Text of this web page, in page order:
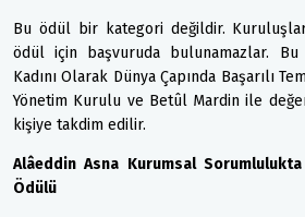
Bu ödül bir kategori değildir.
ödül için başvuruda bulunamazlar.
Kadını Olarak Dünya Çapında Başarılı
Yönetim Kurulu ve Betûl Mardin ile
kişiye takdim edilir.
Alâeddin Asna Kurumsal
Ödülü